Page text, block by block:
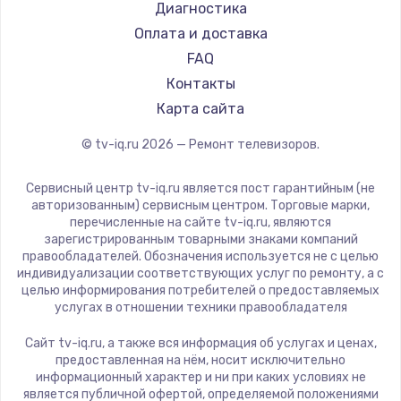
Замена видеокарты
1600 руб.
Заказать
Ремонт разъема питания
880 руб.
Заказать
Замена видеочипа
2745 руб.
Заказать
2600 руб.
Заказать
Hyundai
Doffler
Hiper
Grundig
HITACHI
Yandex
National
iFFALCON
Tuvio
Nord
BenQ
Диагностика
Оплата и доставка
FAQ
Контакты
Карта сайта
© tv-iq.ru 2026 — Ремонт телевизоров.
Сервисный центр tv-iq.ru является пост гарантийным (не
авторизованным) сервисным центром. Торговые марки,
перечисленные на сайте tv-iq.ru, являются
зарегистрированным товарными знаками компаний
правообладателей. Обозначения используется не с целью
индивидуализации соответствующих услуг по ремонту, а с
целью информирования потребителей о предоставляемых
услугах в отношении техники правообладателя
Сайт tv-iq.ru, а также вся информация об услугах и ценах,
предоставленная на нём, носит исключительно
информационный характер и ни при каких условиях не
является публичной офертой, определяемой положениями